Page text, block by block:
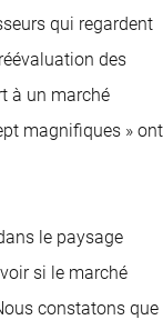
qui regardent
des
à un marché
magnifiques » ont
le paysage
si le marché
constatons que